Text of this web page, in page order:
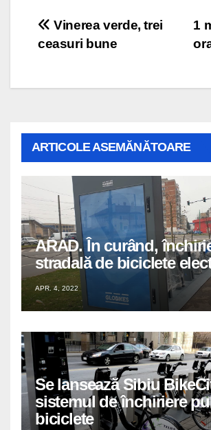
Navigare
articole
1
Vinerea verde, trei
ceasuri bune
ARTICOLE ASEMĂNĂTOARE
ARAD. În curând,
stradală de biciclete
APR. 4, 2022
Se lansează Sibiu
sistemul de închiriere
biciclete